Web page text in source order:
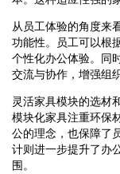
从员工体验的角度来
功能性。员工可以根
个性化办公体验。同
交流与协作，增强组
灵活家具模块的选材
模块化家具注重环保
公的理念，也保障了
计则进一步提升了办
围。